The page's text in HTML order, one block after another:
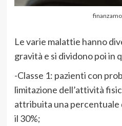
Le varie malattie hanno
gravità e si dividono poi in
-Classe 1: pazienti con
limitazione dell’attività
attribuita una percentuale
il 30%;